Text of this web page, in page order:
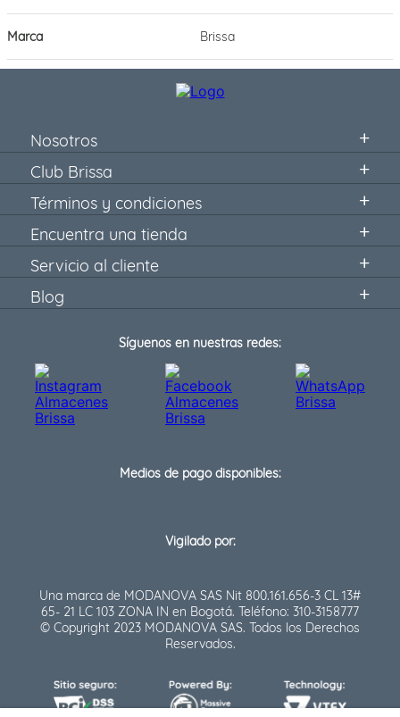
Marca Brissa
Nosotros
Club Brissa
Términos y condiciones
Encuentra una tienda
Servicio al cliente
Blog
Síguenos en nuestras redes:
Medios de pago disponibles:
Vigilado por:
Una marca de MODANOVA SAS Nit 800.161.656-3 CL 13#
65- 21 LC 103 ZONA IN en Bogotá. Teléfono: 310-3158777
© Copyright 2023 MODANOVA SAS. Todos los Derechos
Reservados.